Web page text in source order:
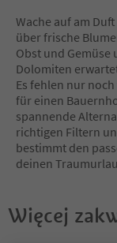
10
11
12
13
14
15
16
18
19
Wache auf am
über frische
Obst und
Dolomiten
Es fehlen nur
für einen
spannende
richtigen Filtern
bestimmt den
deinen
Więcej